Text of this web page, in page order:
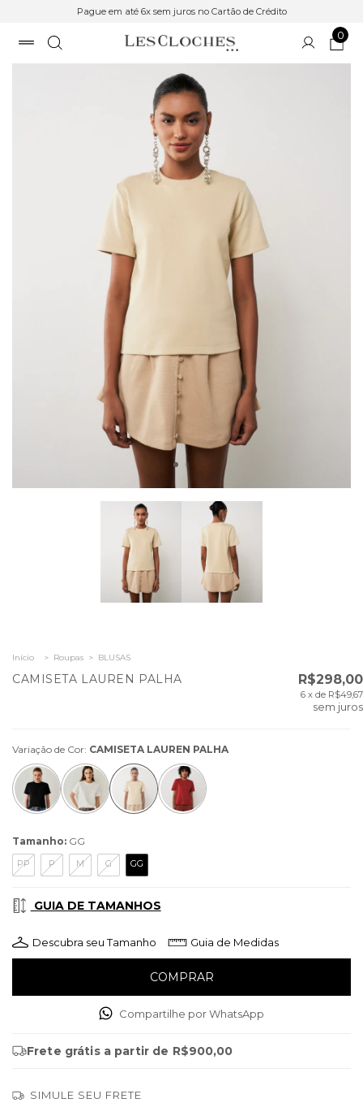
Pague em até 6x sem juros no Cartão de Crédito
0
Início > Roupas > BLUSAS
CAMISETA LAUREN PALHA R$298,00
6 x de R$49,67
sem juros
Variação de Cor: CAMISETA LAUREN PALHA
Tamanho: GG
PP P M G GG
GUIA DE TAMANHOS
Descubra seu Tamanho Guia de Medidas
Compartilhe por WhatsApp
Frete grátis a partir de R$900,00
SIMULE SEU FRETE